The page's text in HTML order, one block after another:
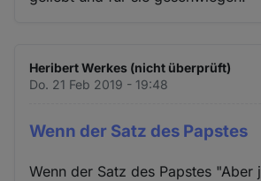
Heribert Werkes (nicht überprüft)
Do. 21 Feb 2019 - 19:48
Wenn der Satz des Papstes
Wenn der Satz des Papstes "Aber